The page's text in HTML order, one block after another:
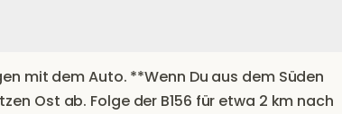
mit dem Auto. **Wenn Du aus dem Süden
Ost ab. Folge der B156 für etwa 2 km nach